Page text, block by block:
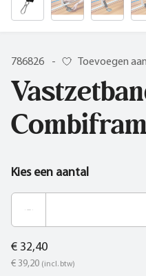
786826 - Toevoegen
Kies een aantal
€ 32,40
€ 39,20 (incl. btw)